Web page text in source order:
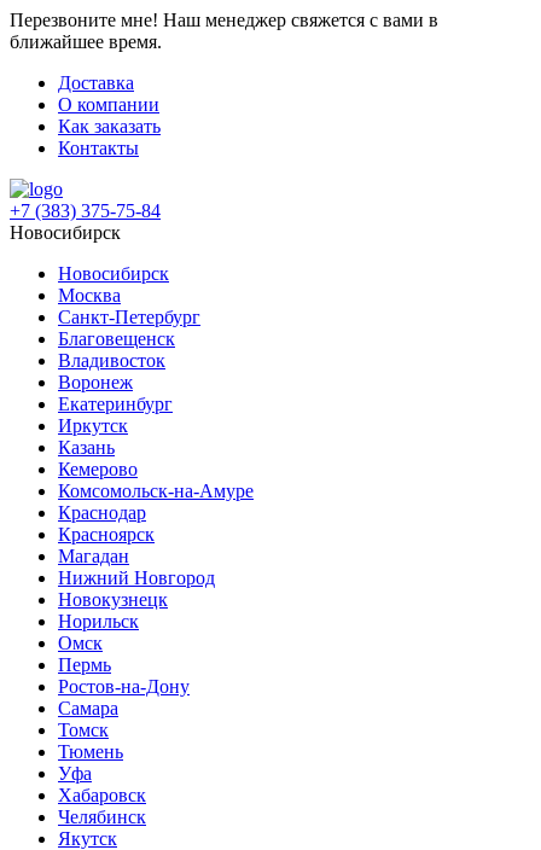
Перезвоните мне! Наш менеджер свяжется с вами в
ближайшее время.
Доставка
О компании
Как заказать
Контакты
+7 (383) 375-75-84
Новосибирск
Новосибирск
Москва
Санкт-Петербург
Благовещенск
Владивосток
Воронеж
Екатеринбург
Иркутск
Казань
Кемерово
Комсомольск-на-Амуре
Краснодар
Красноярск
Магадан
Нижний Новгород
Новокузнецк
Норильск
Омск
Пермь
Ростов-на-Дону
Самара
Томск
Тюмень
Уфа
Хабаровск
Челябинск
Якутск